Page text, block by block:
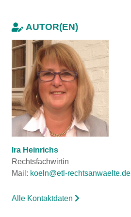
AUTOR(EN)
Ira Heinrichs
Rechtsfachwirtin
Mail: koeln@etl-rechtsanwaelte.de
Alle Kontaktdaten